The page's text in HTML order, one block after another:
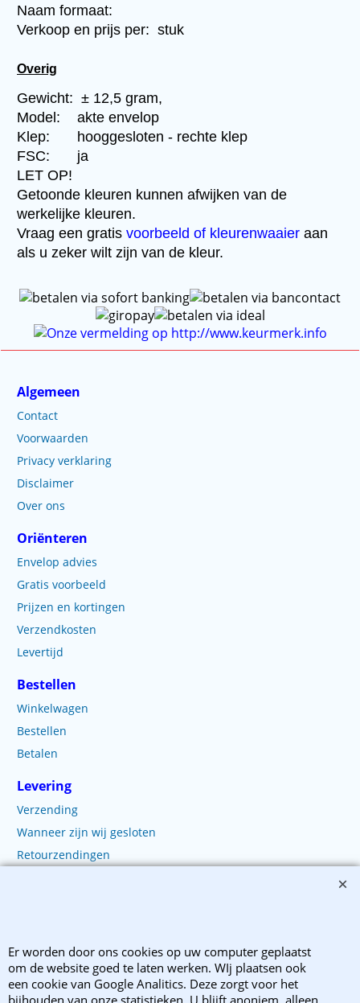
Naam formaat:
Verkoop en prijs per: stuk
Overig
Gewicht: ± 12,5 gram,
Model:
akte envelop
Klep:
hooggesloten - rechte klep
FSC:
ja
LET OP!
Getoonde kleuren kunnen afwijken van de
werkelijke kleuren.
Vraag een gratis voorbeeld of kleurenwaaier aan
als u zeker wilt zijn van de kleur.
Algemeen
Contact
Voorwaarden
Privacy verklaring
Disclaimer
Over ons
Oriënteren
Envelop advies
Gratis voorbeeld
Prijzen en kortingen
Verzendkosten
Levertijd
Bestellen
Winkelwagen
Bestellen
Betalen
Levering
Verzending
Wanneer zijn wij gesloten
Retourzendingen
Copyright 2003-2025 EnvelopShop. Alle rechten voorbehouden. EnvelopShop is
onderdeel van Webb Trade B.V..
Webwinkel gemaakt met ShopFactory webwinkel software.
Er worden door ons cookies op uw computer geplaatst
om de website goed te laten werken. WIj plaatsen ook
een cookie van Google Analitics. Deze zorgt voor het
bijhouden van onze statistieken. U blijft anoniem, alleen